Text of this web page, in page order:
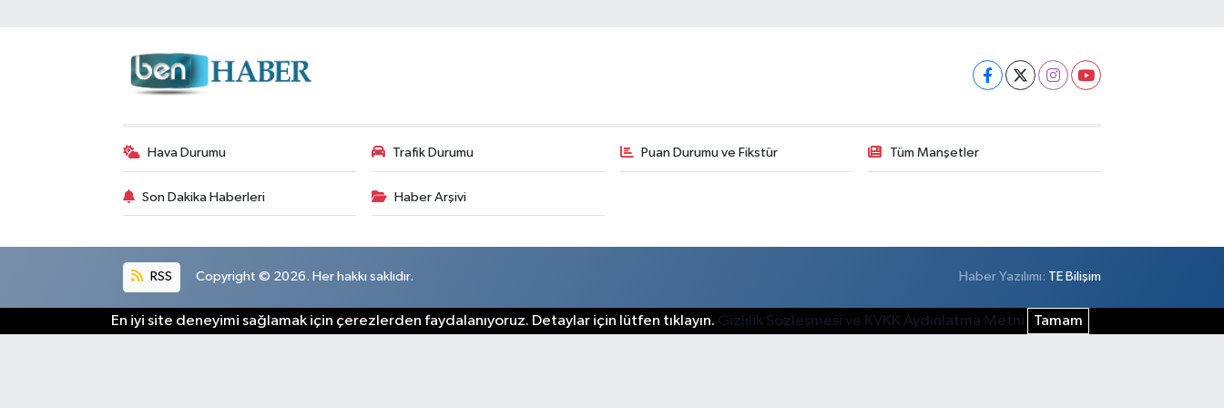
Hava Durumu Trafik Durumu Puan Durumu ve Fikstür Tüm Manşetler
Son Dakika Haberleri Haber Arşivi
RSS Copyright © 2026. Her hakkı saklıdır. Haber Yazılımı: TE Bilişim
En iyi site deneyimi sağlamak için çerezlerden faydalanıyoruz. Detaylar için lütfen tıklayın. Gizlilik Sözleşmesi ve KVKK Aydınlatma Metni Tamam